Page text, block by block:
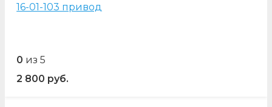
16-01-103 привод
0 из 5
2 800 руб.